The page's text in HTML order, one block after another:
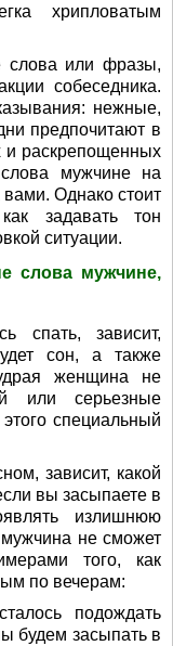
хрипловатым
слова или фразы,
собеседника.
нежные,
предпочитают в
и раскрепощенных
мужчине на
Однако стоит
задавать тон
ситуации.
слова мужчине,
спать, зависит,
сон, а также
женщина не
или серьезные
специальный
зависит, какой
вы засыпаете в
излишнюю
мужчина не сможет
того, как
по вечерам:
подождать
будем засыпать в